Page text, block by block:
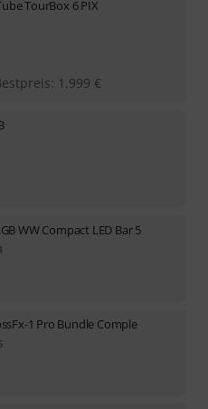
TourBox 6 PIX
: 1.999 €
WW Compact LED Bar 5
1 Pro Bundle Comple